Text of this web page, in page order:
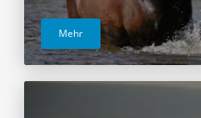
Mehr